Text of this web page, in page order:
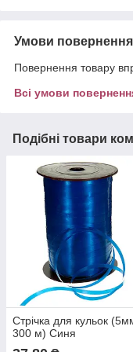
Умови повернення
Повернення товару
Всі умови
Подібні товари
Стрічка для кульок
300 м) Синя